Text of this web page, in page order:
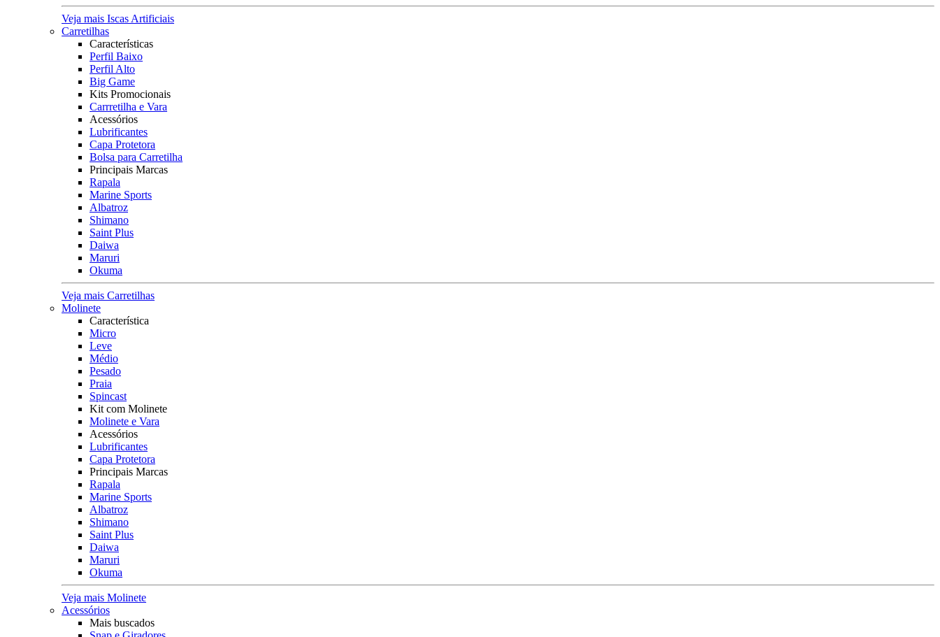
Veja mais Iscas Artificiais
Carretilhas
Características
Perfil Baixo
Perfil Alto
Big Game
Kits Promocionais
Carrretilha e Vara
Acessórios
Lubrificantes
Capa Protetora
Bolsa para Carretilha
Principais Marcas
Rapala
Marine Sports
Albatroz
Shimano
Saint Plus
Daiwa
Maruri
Okuma
Veja mais Carretilhas
Molinete
Característica
Micro
Leve
Médio
Pesado
Praia
Spincast
Kit com Molinete
Molinete e Vara
Acessórios
Lubrificantes
Capa Protetora
Principais Marcas
Rapala
Marine Sports
Albatroz
Shimano
Saint Plus
Daiwa
Maruri
Okuma
Veja mais Molinete
Acessórios
Mais buscados